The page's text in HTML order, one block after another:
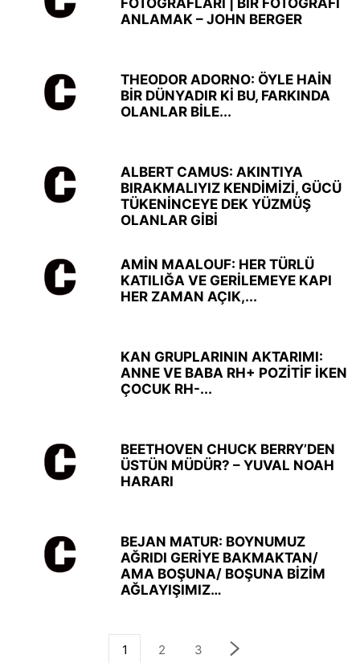
FOTOĞRAFLARI | BIR FOTOĞRAFI
ANLAMAK – JOHN BERGER
THEODOR ADORNO: ÖYLE HAİN
BİR DÜNYADIR Kİ BU, FARKINDA
OLANLAR BİLE...
ALBERT CAMUS: AKINTIYA
BIRAKMALIYIZ KENDİMİZİ, GÜCÜ
TÜKENİNCEYE DEK YÜZMÜŞ
OLANLAR GİBİ
AMİN MAALOUF: HER TÜRLÜ
KATILIĞA VE GERİLEMEYE KAPI
HER ZAMAN AÇIK,...
KAN GRUPLARININ AKTARIMI:
ANNE VE BABA RH+ POZİTİF İKEN
ÇOCUK RH-...
BEETHOVEN CHUCK BERRY’DEN
ÜSTÜN MÜDÜR? – YUVAL NOAH
HARARI
BEJAN MATUR: BOYNUMUZ
AĞRIDI GERİYE BAKMAKTAN/
AMA BOŞUNA/ BOŞUNA BİZİM
AĞLAYIŞIMIZ…
1 2 3